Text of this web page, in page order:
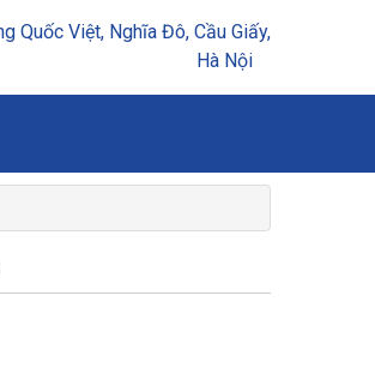
Quốc Việt, Nghĩa Đô, Cầu Giấy,
Hà Nội